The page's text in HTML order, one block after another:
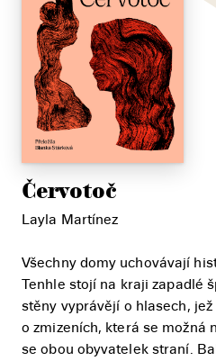
Červotoč
Layla Martínez
Všechny domy uchovávají
Tenhle stojí na kraji zapadlé
stěny vyprávějí o hlasech,
o zmizeních, která se možná
se obou obyvatelek straní.